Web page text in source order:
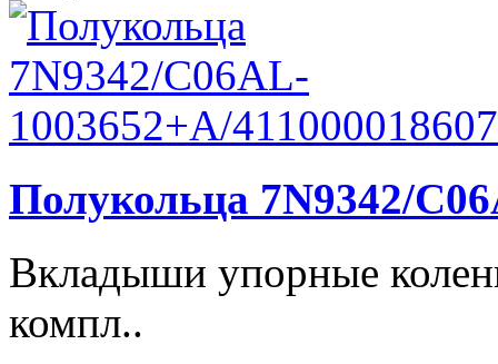
Полукольца 7N9342/
Вкладыши упорные
компл..